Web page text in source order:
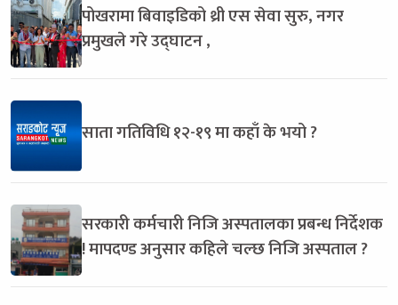
पोखरामा बिवाइडिको थ्री एस सेवा सुरु, नगर
प्रमुखले गरे उद्घाटन ,
साता गतिविधि १२-१९ मा कहाँ के भयो ?
सरकारी कर्मचारी निजि अस्पतालका प्रबन्ध निर्देशक
! मापदण्ड अनुसार कहिले चल्छ निजि अस्पताल ?